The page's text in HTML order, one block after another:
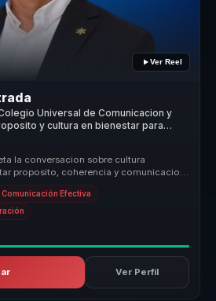
Ver Reel
Universal de Comunicacion y
y cultura en bienestar para
la conversacion sobre cultura
proposito, coherencia y comunicacion
Comunicación Efectiva
Ver Perfil